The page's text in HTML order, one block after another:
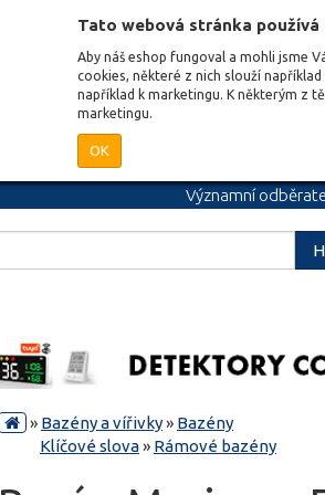
Tato webová stránka používá
Aby náš eshop fungoval a mohli jsme
cookies, některé z nich slouží
například k marketingu. K některým z
marketingu.
OK
Významní
» Bazény a vířivky» Bazény
Klíčové slova» Rámové bazény